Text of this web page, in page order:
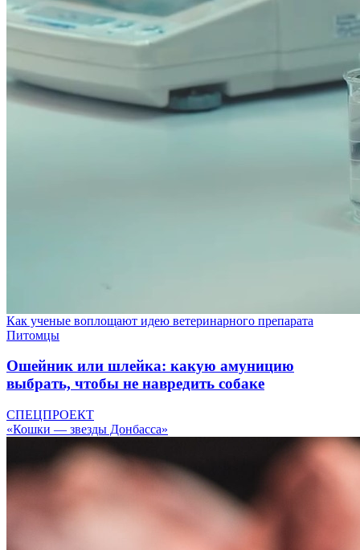
Как ученые воплощают идею ветеринарного препарата
Питомцы
Ошейник или шлейка: какую амуницию
выбрать, чтобы не навредить собаке
СПЕЦПРОЕКТ
«Кошки — звезды Донбасса»